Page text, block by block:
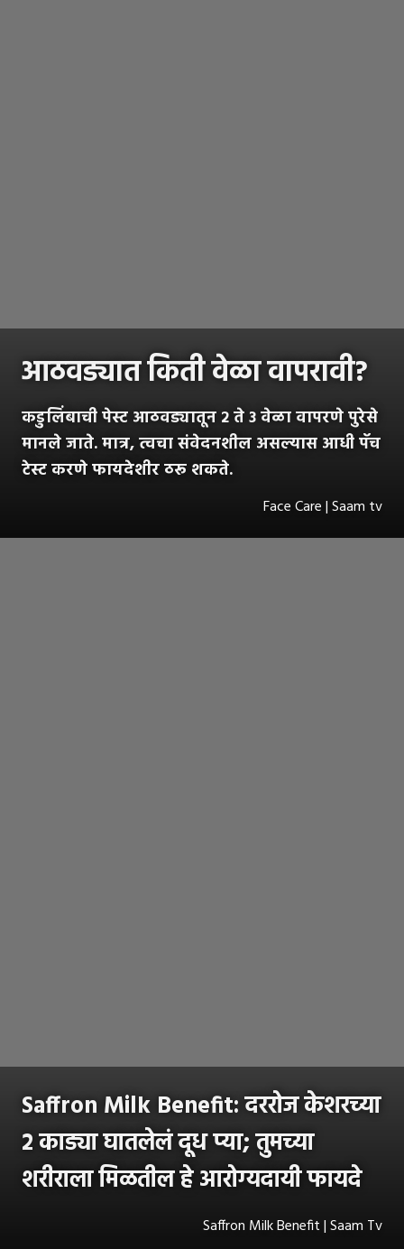
आठवड्यात किती वेळा वापरावी?
कडुलिंबाची पेस्ट आठवड्यातून २ ते ३ वेळा वापरणे पुरेसे
मानले जाते. मात्र, त्वचा संवेदनशील असल्यास आधी पॅच
टेस्ट करणे फायदेशीर ठरू शकते.
Face Care | Saam tv
Saffron Milk Benefit: दररोज केशरच्या
२ काड्या घातलेलं दूध प्या; तुमच्या
शरीराला मिळतील हे आरोग्यदायी फायदे
Saffron Milk Benefit | Saam Tv